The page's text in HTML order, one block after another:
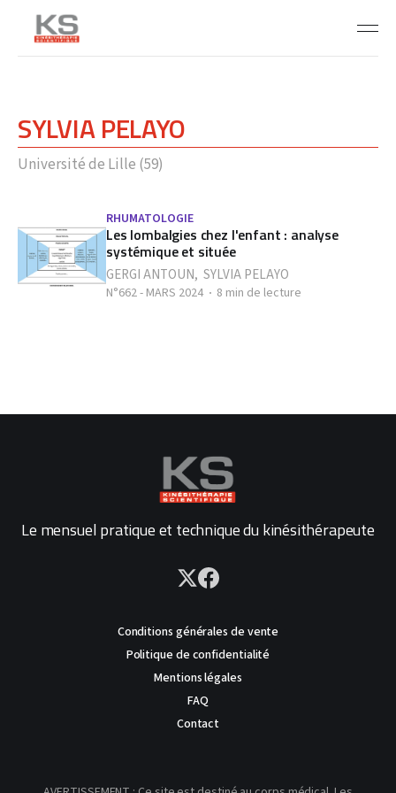
SYLVIA PELAYO
Université de Lille (59)
RHUMATOLOGIE
Les lombalgies chez l'enfant : analyse
systémique et située
GERGI ANTOUN, SYLVIA PELAYO
N°662 - MARS 2024 8 min de lecture
Le mensuel pratique et technique du kinésithérapeute
Conditions générales de vente
Politique de confidentialité
Mentions légales
FAQ
Contact